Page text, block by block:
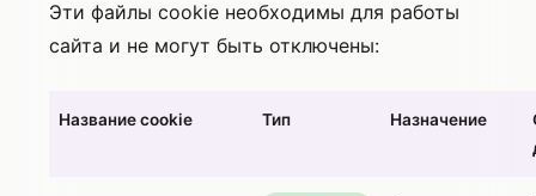
Эти файлы cookie необходимы для работы
сайта и не могут быть отключены:
Название cookie Тип Назначение